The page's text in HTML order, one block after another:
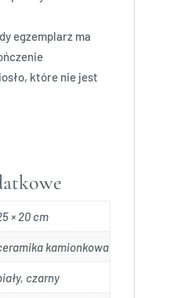
egzemplarz ma
które nie jest
× 20 cm
kamionkowa
czarny